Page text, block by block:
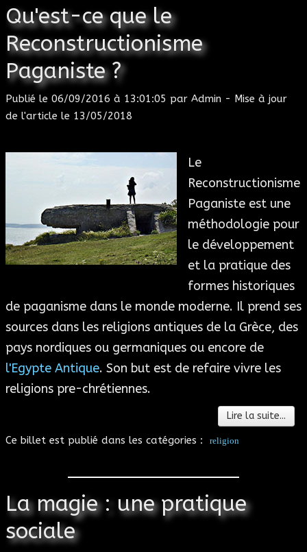
Qu'est-ce que le
Reconstructionisme
Paganiste ?
Publié le 06/09/2016 à 13:01:05 par Admin - Mise à jour
de l'article le 13/05/2018
Le
Reconstructionisme
Paganiste est une
méthodologie pour
le développement
et la pratique des
formes historiques
de paganisme dans le monde moderne. Il prend ses
sources dans les religions antiques de la Grèce, des
pays nordiques ou germaniques ou encore de
l'Egypte Antique. Son but est de refaire vivre les
religions pre-chrétiennes.
Lire la suite...
Ce billet est publié dans les catégories : religion
La magie : une pratique
sociale